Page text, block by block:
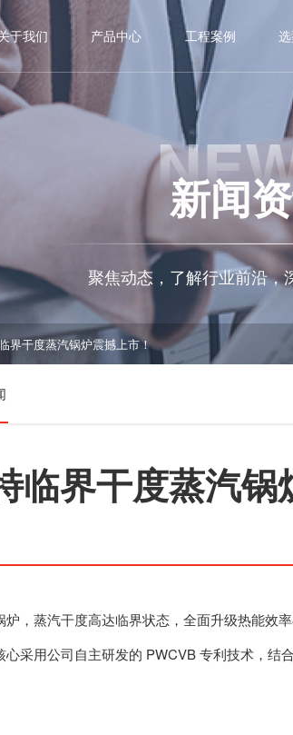
于我们 产品中心 工程案例
新闻
聚焦动态，了解行业前沿，
界干度蒸汽锅炉震撼上市！
临界干度蒸汽锅
，蒸汽干度高达临界状态，全面升级热能效
心采用公司自主研发的 PWCVB 专利技术，